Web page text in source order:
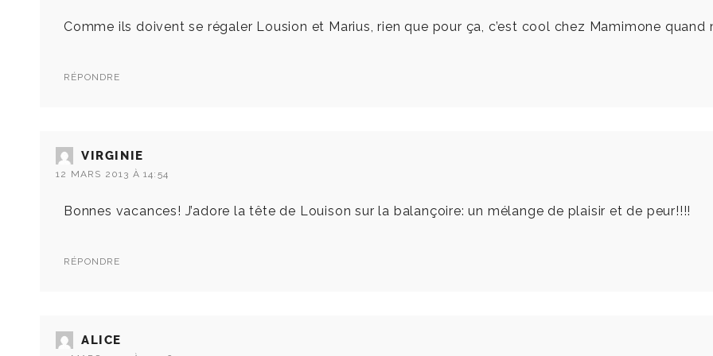
Comme ils doivent se régaler Lousion et Marius, rien que pour ça, c’est cool chez Mamimone quand
RÉPONDRE
VIRGINIE
12 MARS 2013 À 14:54
Bonnes vacances! J’adore la tête de Louison sur la balançoire: un mélange de plaisir et de peur!!!!
RÉPONDRE
ALICE